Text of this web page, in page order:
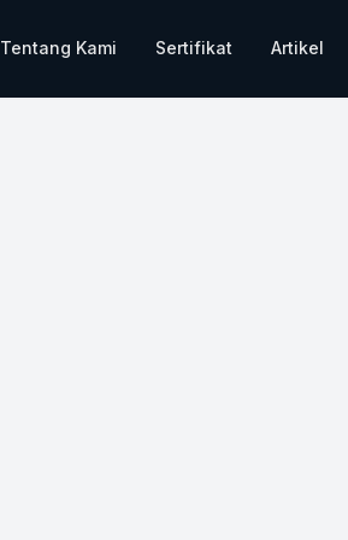
Tentang Kami Sertifikat Artikel